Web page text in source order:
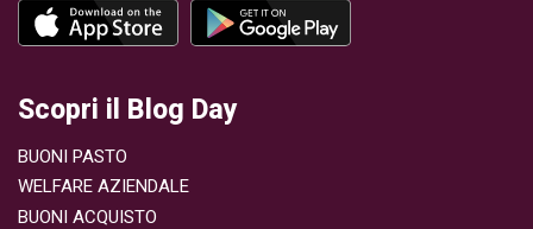
Scopri il Blog Day
BUONI PASTO
WELFARE AZIENDALE
BUONI ACQUISTO